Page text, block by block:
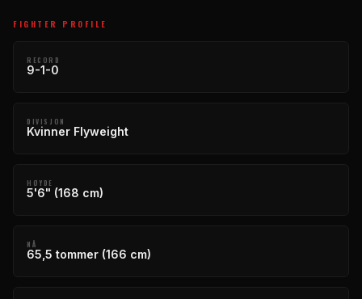
FIGHTER PROFILE
RECORD
9-1-0
DIVISJON
Kvinner Flyweight
HØYDE
5'6" (168 cm)
NÅ
65,5 tommer (166 cm)